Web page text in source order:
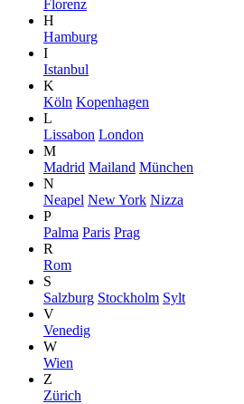
Florenz
H
Hamburg
I
Istanbul
K
Köln Kopenhagen
L
Lissabon London
M
Madrid Mailand München
N
Neapel New York Nizza
P
Palma Paris Prag
R
Rom
S
Salzburg Stockholm Sylt
V
Venedig
W
Wien
Z
Zürich